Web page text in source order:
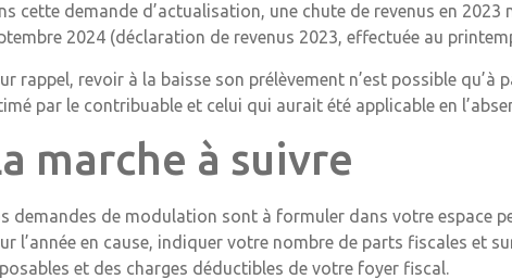
cette demande d’actualisation, une chute de revenus en
2024 (déclaration de revenus 2023, effectuée au
rappel, revoir à la baisse son prélèvement n’est possible qu’à
par le contribuable et celui qui aurait été applicable en
marche à suivre
demandes de modulation sont à formuler dans votre espace
l’année en cause, indiquer votre nombre de parts fiscales et
et des charges déductibles de votre foyer fiscal.